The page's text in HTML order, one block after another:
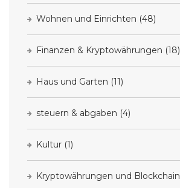
Wohnen und Einrichten (48)
Finanzen & Kryptowährungen (18)
Haus und Garten (11)
steuern & abgaben (4)
Kultur (1)
Kryptowährungen und Blockchain